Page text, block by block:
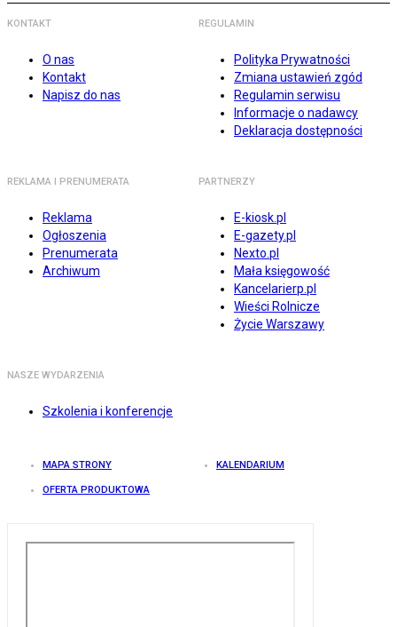
KONTAKT
O nas
Kontakt
Napisz do nas
REGULAMIN
Polityka Prywatności
Zmiana ustawień zgód
Regulamin serwisu
Informacje o nadawcy
Deklaracja dostępności
REKLAMA I PRENUMERATA
Reklama
Ogłoszenia
Prenumerata
Archiwum
PARTNERZY
E-kiosk.pl
E-gazety.pl
Nexto.pl
Mała księgowość
Kancelarierp.pl
Wieści Rolnicze
Życie Warszawy
NASZE WYDARZENIA
Szkolenia i konferencje
MAPA STRONY KALENDARIUM
OFERTA PRODUKTOWA